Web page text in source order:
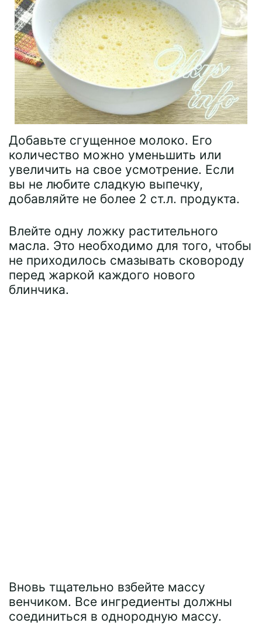
Добавьте сгущенное молоко. Его
количество можно уменьшить или
увеличить на свое усмотрение. Если
вы не любите сладкую выпечку,
добавляйте не более 2 ст.л. продукта.
Влейте одну ложку растительного
масла. Это необходимо для того, чтобы
не приходилось смазывать сковороду
перед жаркой каждого нового
блинчика.
Вновь тщательно взбейте массу
венчиком. Все ингредиенты должны
соединиться в однородную массу.